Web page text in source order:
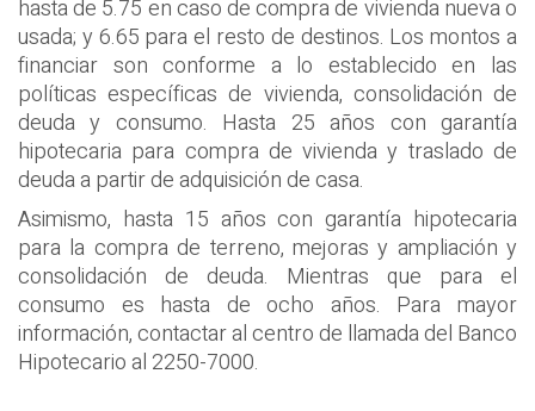
hasta de 5.75 en caso de compra de vivienda nueva o
usada; y 6.65 para el resto de destinos. Los montos a
financiar son conforme a lo establecido en las
políticas específicas de vivienda, consolidación de
deuda y consumo. Hasta 25 años con garantía
hipotecaria para compra de vivienda y traslado de
deuda a partir de adquisición de casa.
Asimismo, hasta 15 años con garantía hipotecaria
para la compra de terreno, mejoras y ampliación y
consolidación de deuda. Mientras que para el
consumo es hasta de ocho años. Para mayor
información, contactar al centro de llamada del Banco
Hipotecario al 2250-7000.